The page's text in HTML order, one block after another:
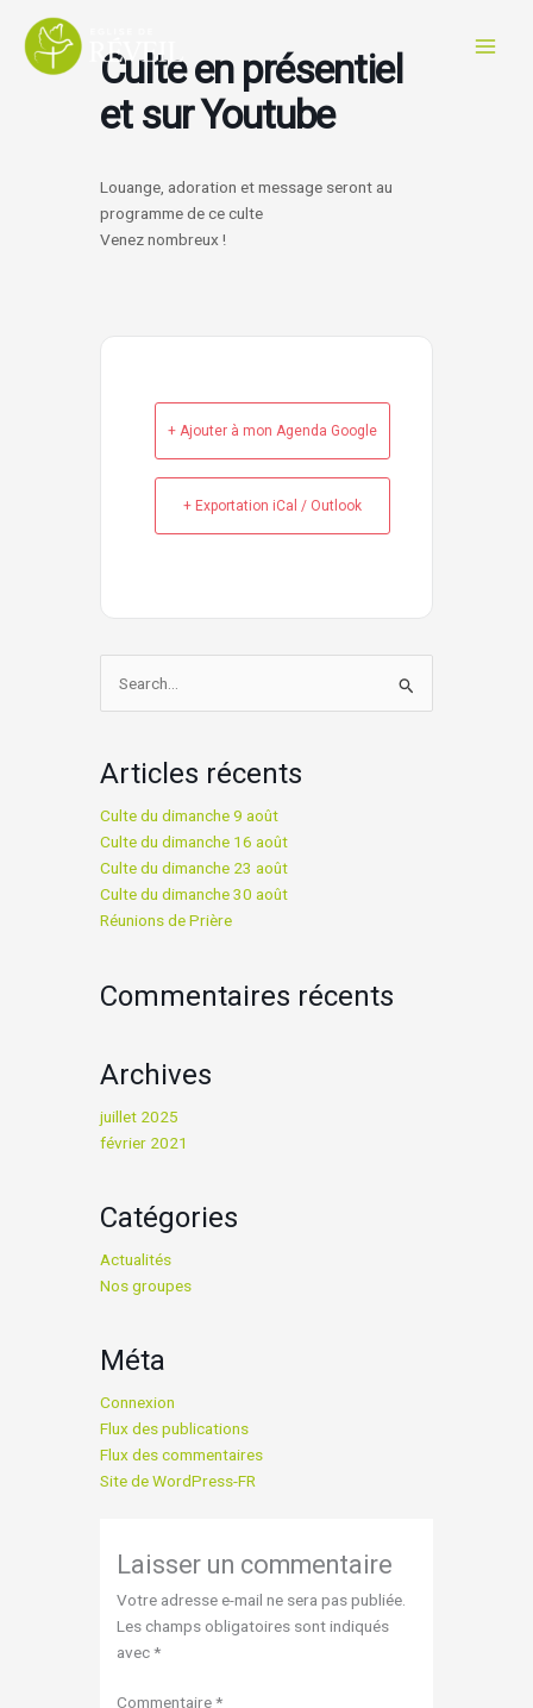
contenu
Culte en présentiel
et sur Youtube
Louange, adoration et message seront au
programme de ce culte
Venez nombreux !
+ Ajouter à mon Agenda Google
+ Exportation iCal / Outlook
Rechercher :
Articles récents
Culte du dimanche 9 août
Culte du dimanche 16 août
Culte du dimanche 23 août
Culte du dimanche 30 août
Réunions de Prière
Commentaires récents
Archives
juillet 2025
février 2021
Catégories
Actualités
Nos groupes
Méta
Connexion
Flux des publications
Flux des commentaires
Site de WordPress-FR
Laisser un commentaire
Votre adresse e-mail ne sera pas publiée.
Les champs obligatoires sont indiqués
avec*
Commentaire*